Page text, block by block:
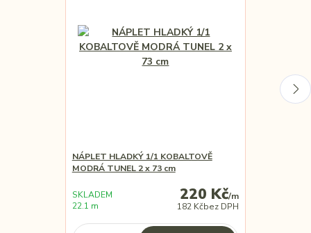
NÁPLET HLADKÝ 1/1 KOBALTOVĚ
MODRÁ TUNEL 2 x 73 cm
220 Kč/m
182 Kčbez DPH
SKLADEM
22.1 m